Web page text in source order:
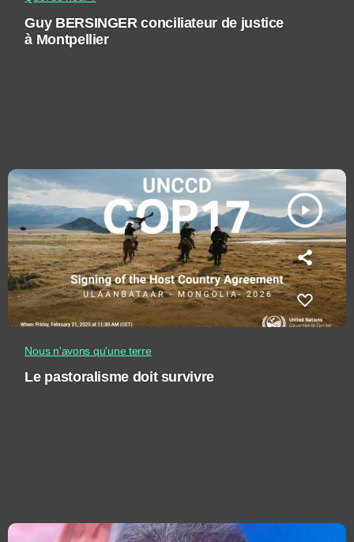
Guy BERSINGER conciliateur de justice
à Montpellier
play_arrow
Nous n'avons qu'une terre
Le pastoralisme doit survivre